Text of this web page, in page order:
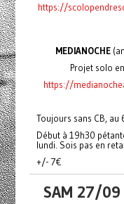
https://
MEDIANOCHE
Projet solo
https://
Toujours sans CB, au
Début à 19h30
lundi. Sois pas en
+/- 7€
SAM 27/09